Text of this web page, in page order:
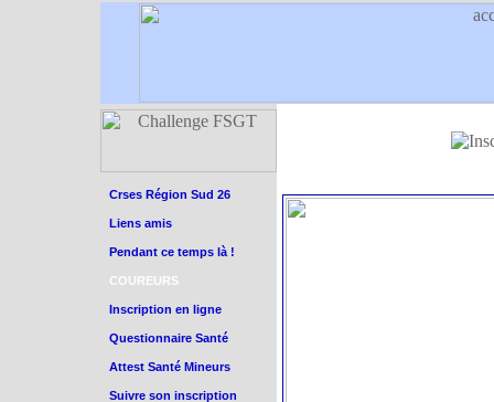
Crses Région Sud 26
Liens amis
Pendant ce temps là !
COUREURS
Inscription en ligne
Questionnaire Santé
Attest Santé Mineurs
Suivre son inscription